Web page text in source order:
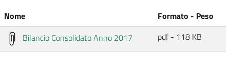
Nome
Formato - Peso
Bilancio Consolidato Anno 2017
pdf - 118 KB